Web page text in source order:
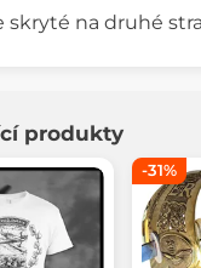
skryté na druhé
produkty
-31%